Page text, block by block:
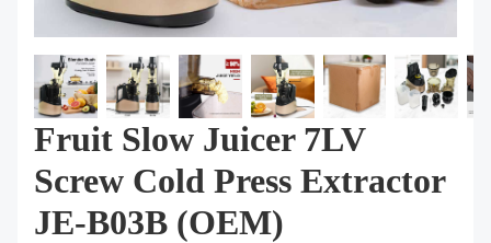
Fruit Slow Juicer 7LV
Screw Cold Press Extractor
JE-B03B (OEM)